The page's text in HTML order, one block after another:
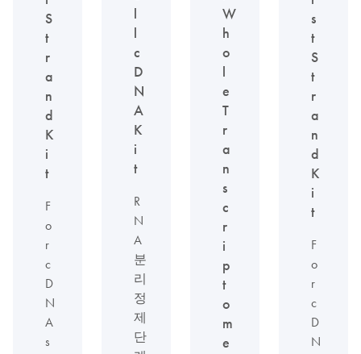
S
t
r
a
n
d
K
i
t
F
o
r
c
D
N
A
s
l
l
c
D
N
A
K
i
t
R
N
A
분
리
정
제
단
W
h
o
l
e
T
r
a
n
s
c
r
i
p
t
o
m
e
s
t
S
t
r
a
n
d
K
i
t
F
o
r
c
D
N